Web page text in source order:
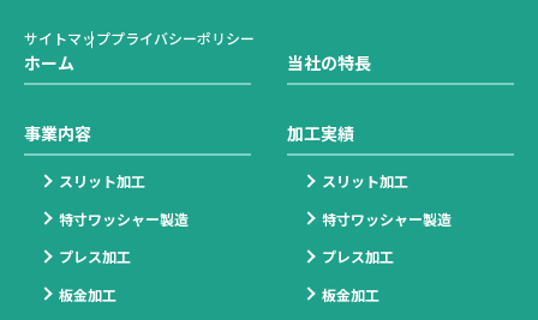
サイトマッププライバシーポリシー
ホーム 当社の特長
事業内容
スリット加工
特寸ワッシャー製造
プレス加工
板金加工
加工実績
スリット加工
特寸ワッシャー製造
プレス加工
板金加工